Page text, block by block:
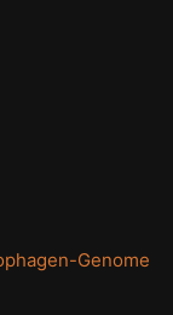
Genome